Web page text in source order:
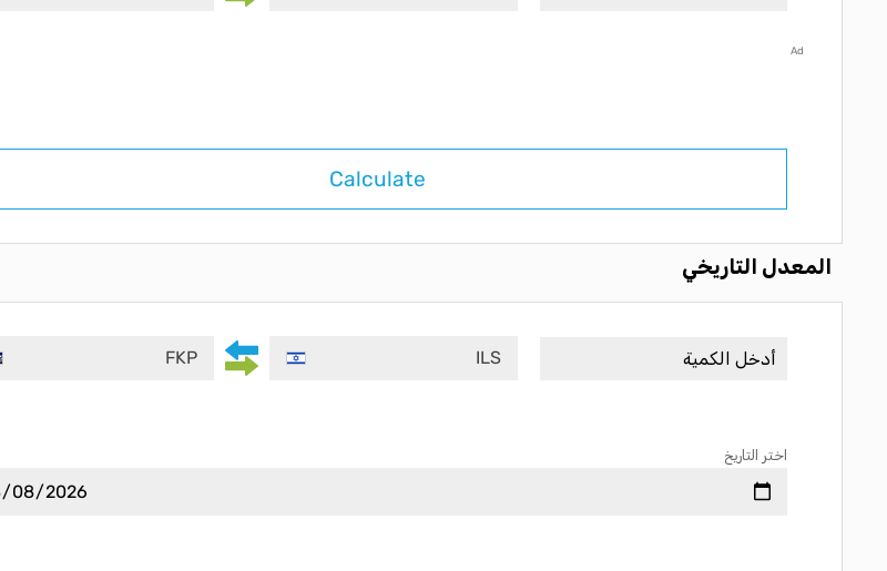
Ad
Calculate
المعدل التاريخي
ILS
FKP
اختر التاريخ